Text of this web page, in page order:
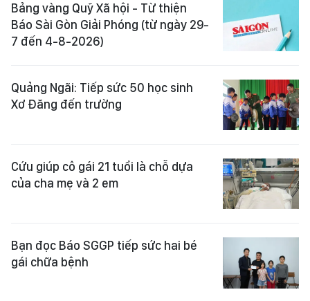
Bảng vàng Quỹ Xã hội - Từ thiện
Báo Sài Gòn Giải Phóng (từ ngày 29-
7 đến 4-8-2026)
Quảng Ngãi: Tiếp sức 50 học sinh
Xơ Đăng đến trường
Cứu giúp cô gái 21 tuổi là chỗ dựa
của cha mẹ và 2 em
Bạn đọc Báo SGGP tiếp sức hai bé
gái chữa bệnh